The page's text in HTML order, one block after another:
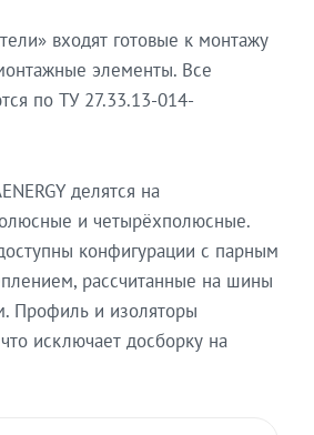
входят готовые к монтажу
элементы. Все
по ТУ 27.33.13-014-
делятся на
и четырёхполюсные.
конфигурации с парным
рассчитанные на шины
Профиль и изоляторы
исключает досборку на